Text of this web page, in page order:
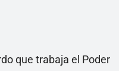
que trabaja el Poder